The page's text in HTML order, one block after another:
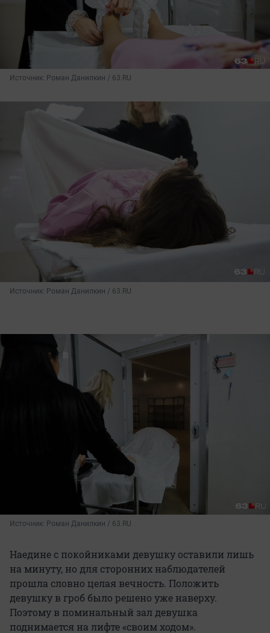
Источник: Роман Данилкин / 63.RU
Источник: Роман Данилкин / 63.RU
Источник: Роман Данилкин / 63.RU
Наедине с покойниками девушку оставили лишь
на минуту, но для сторонних наблюдателей
прошла словно целая вечность. Положить
девушку в гроб было решено уже наверху.
Поэтому в поминальный зал девушка
поднимается на лифте «своим ходом».